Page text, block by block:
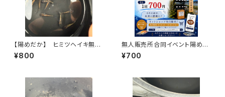
【陽めだか】 ヒミツヘイキ無選
抜 10匹+α【現物】
¥800
無人販売所合同イベント陽めだ
かめだかの卵くじ
¥700